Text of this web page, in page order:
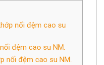
nối đệm cao su
đệm cao su NM.
nối đệm cao su NM.